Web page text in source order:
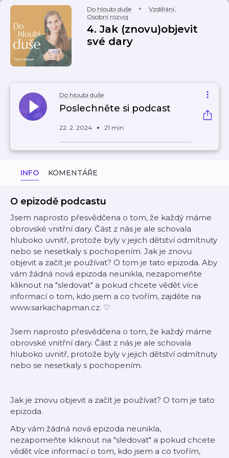
Do hloubi duše Vzdělání,
Osobní rozvoj
4. Jak (znovu)objevit
své dary
Do hloubi duše
Poslechněte si podcast
22. 2. 2024 21 min
INFO KOMENTÁŘE
O epizodě podcastu
Jsem naprosto přesvědčena o tom, že každý máme
obrovské vnitřní dary. Část z nás je ale schovala
hluboko uvnitř, protože byly v jejich dětství odmítnuty
nebo se nesetkaly s pochopením. Jak je znovu
objevit a začít je používat? O tom je tato epizoda. Aby
vám žádná nová epizoda neunikla, nezapomeňte
kliknout na "sledovat" a pokud chcete vědět více
informací o tom, kdo jsem a co tvořím, zajděte na
www.sarkachapman.cz. ♡
Jsem naprosto přesvědčena o tom, že každý máme
obrovské vnitřní dary. Část z nás je ale schovala
hluboko uvnitř, protože byly v jejich dětství odmítnuty
nebo se nesetkaly s pochopením.
Jak je znovu objevit a začít je používat? O tom je tato
epizoda.
Aby vám žádná nová epizoda neunikla,
nezapomeňte kliknout na "sledovat" a pokud chcete
vědět více informací o tom, kdo jsem a co tvořím,